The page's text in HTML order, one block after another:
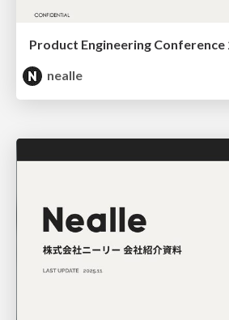
Product Engineering Conference
nealle